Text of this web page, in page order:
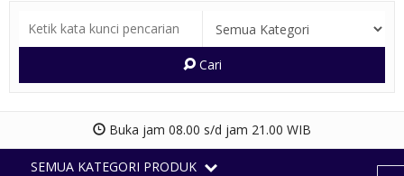
Cari
Buka jam 08.00 s/d jam 21.00 WIB
SEMUA KATEGORI PRODUK